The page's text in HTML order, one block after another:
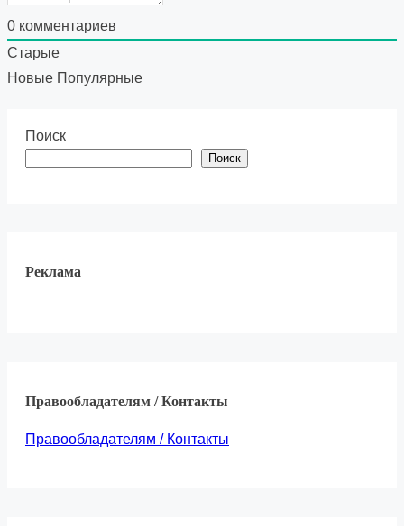
0 комментариев
Старые
Новые Популярные
Поиск
Поиск
Реклама
Правообладателям / Контакты
Правообладателям / Контакты